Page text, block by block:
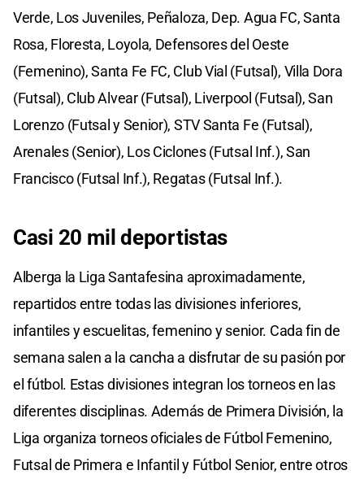
Verde, Los Juveniles, Peñaloza, Dep. Agua FC, Santa
Rosa, Floresta, Loyola, Defensores del Oeste
(Femenino), Santa Fe FC, Club Vial (Futsal), Villa Dora
(Futsal), Club Alvear (Futsal), Liverpool (Futsal), San
Lorenzo (Futsal y Senior), STV Santa Fe (Futsal),
Arenales (Senior), Los Ciclones (Futsal Inf.), San
Francisco (Futsal Inf.), Regatas (Futsal Inf.).
Casi 20 mil deportistas
Alberga la Liga Santafesina aproximadamente,
repartidos entre todas las divisiones inferiores,
infantiles y escuelitas, femenino y senior. Cada fin de
semana salen a la cancha a disfrutar de su pasión por
el fútbol. Estas divisiones integran los torneos en las
diferentes disciplinas. Además de Primera División, la
Liga organiza torneos oficiales de Fútbol Femenino,
Futsal de Primera e Infantil y Fútbol Senior, entre otros